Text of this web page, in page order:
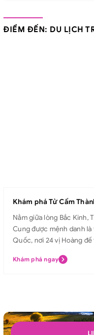
ĐIỂM ĐẾN: DU LỊCH
Khám phá Tử Cấm
Nằm giữa lòng Bắc Kinh,
Cung được mệnh danh
Quốc, nơi 24 vị Hoàng
rỡ và các điện cung tráng
ngưỡng vẻ đẹp tráng lệ,
huy hoàng ngay hôm nay! Tử Cấm Thành Tử Cấm Thành hay
Khám phá ngay